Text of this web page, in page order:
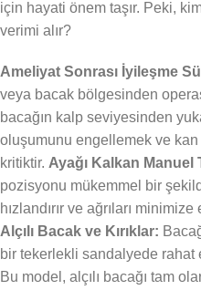
için hayati önem taşır. Peki,
verimi alır?
Ameliyat Sonrası İyileşme
veya bacak bölgesinden
bacağın kalp seviyesinden
oluşumunu engellemek ve kan
kritiktir. Ayağı Kalkan
pozisyonu mükemmel bir
hızlandırır ve ağrıları minimize
Alçılı Bacak ve Kırıklar:
bir tekerlekli sandalyede rahat
Bu model, alçılı bacağı tam